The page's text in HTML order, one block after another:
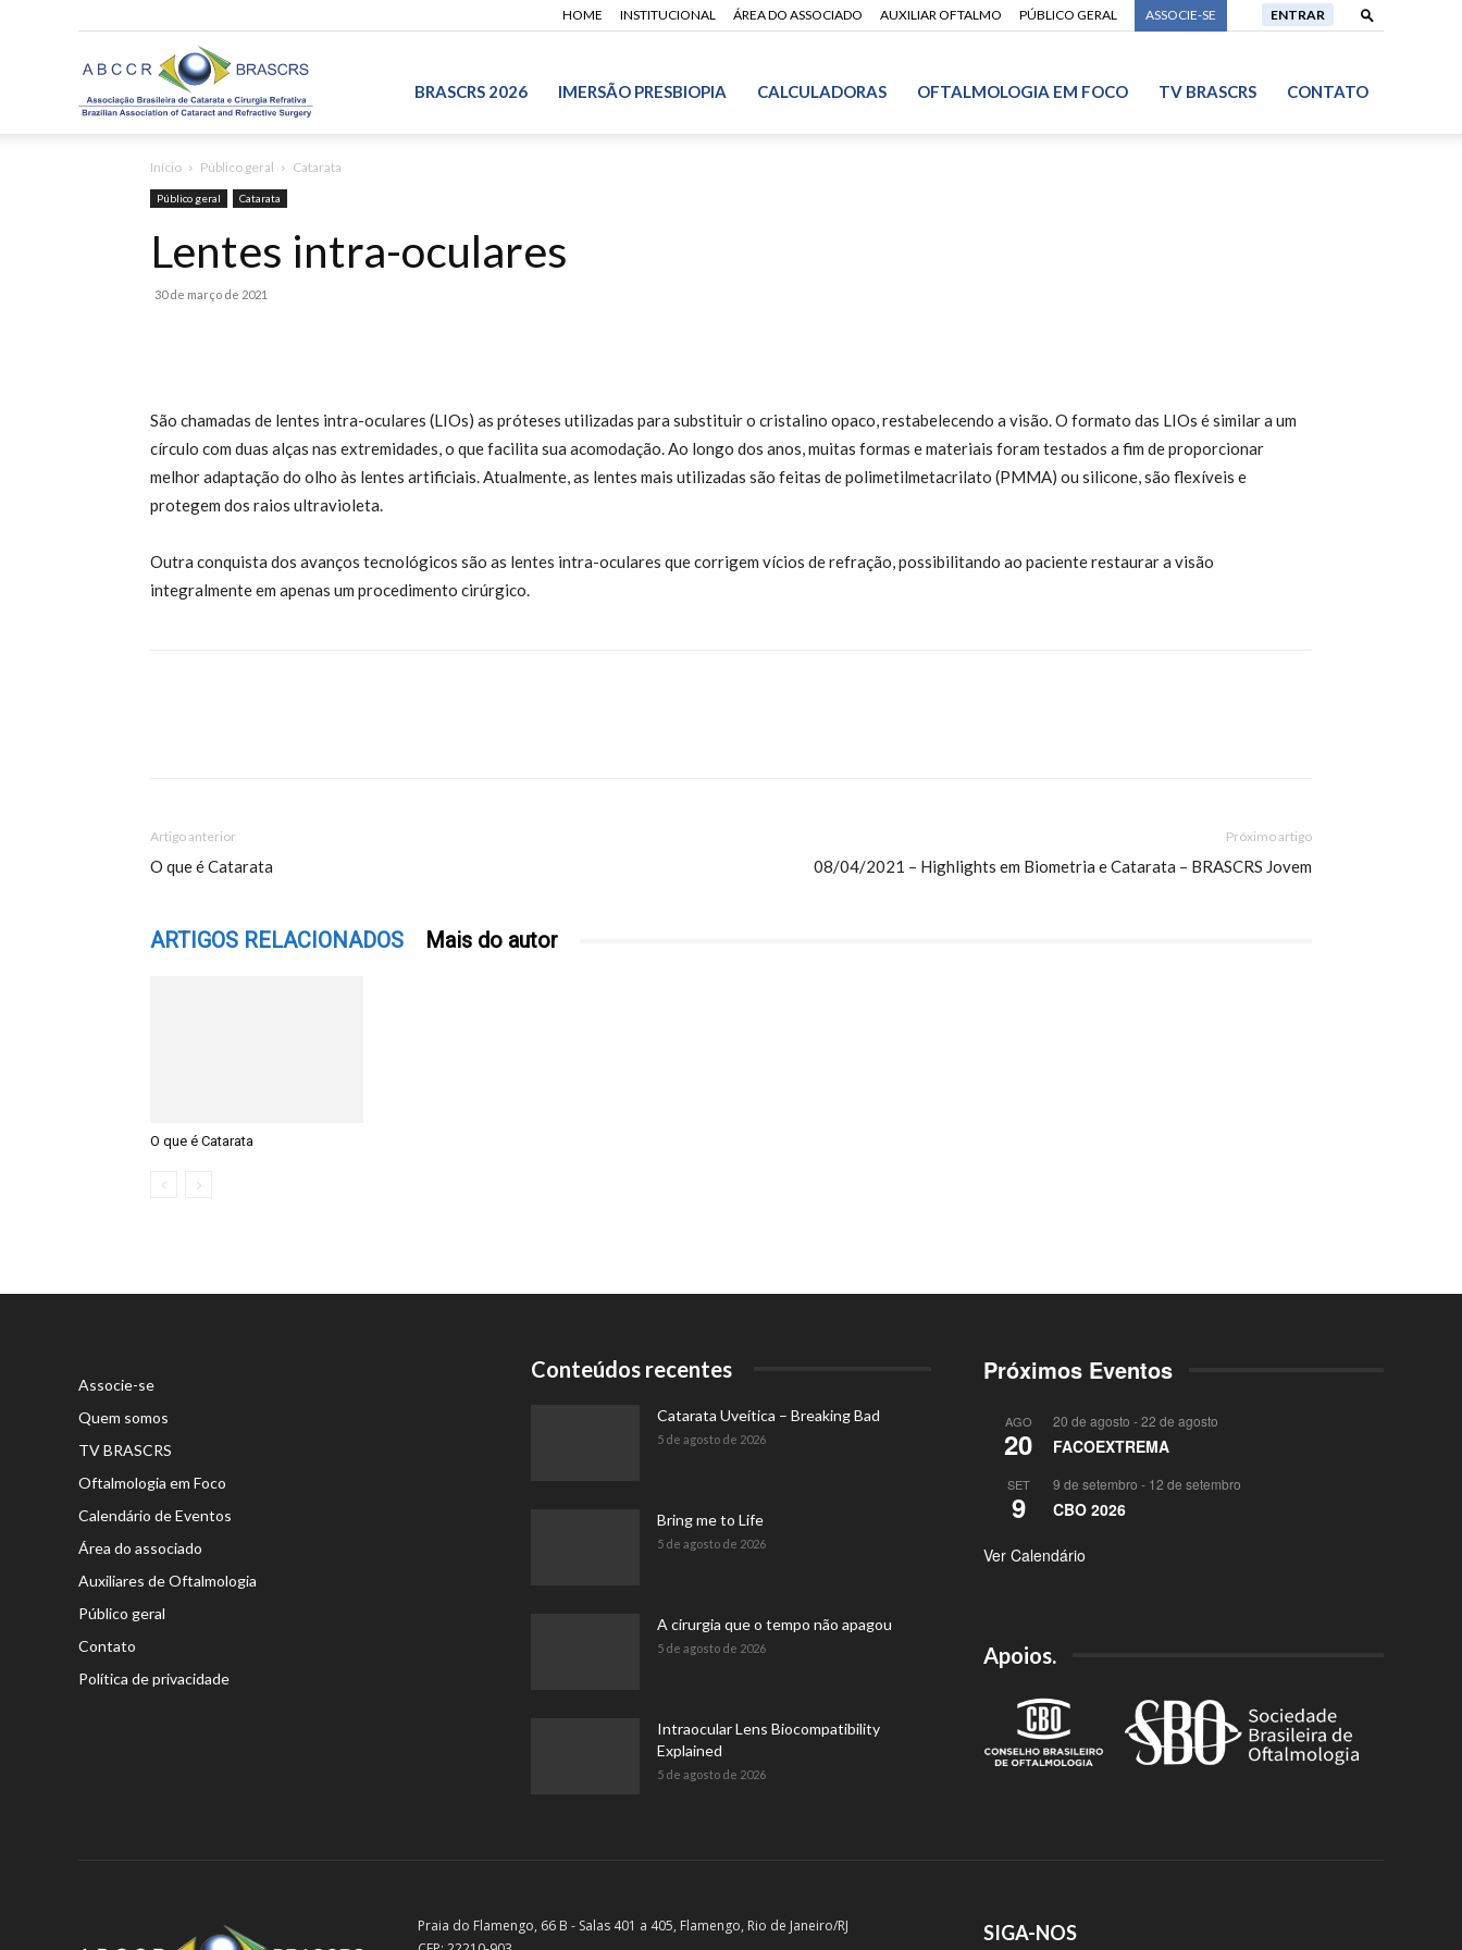
HOME INSTITUCIONAL ÁREA DO ASSOCIADO AUXILIAR OFTALMO PÚBLICO GERAL ASSOCIE-SE ENTRAR
BRASCRS 2026 IMERSÃO PRESBIOPIA CALCULADORAS OFTALMOLOGIA EM FOCO TV BRASCRS CONTATO
Início Público geral Catarata
Público geral Catarata
Lentes intra-oculares
30 de março de 2021
São chamadas de lentes intra-oculares (LIOs) as próteses utilizadas para substituir o cristalino opaco, restabelecendo a visão. O formato das LIOs é similar a um
círculo com duas alças nas extremidades, o que facilita sua acomodação. Ao longo dos anos, muitas formas e materiais foram testados a fim de proporcionar
melhor adaptação do olho às lentes artificiais. Atualmente, as lentes mais utilizadas são feitas de polimetilmetacrilato (PMMA) ou silicone, são flexíveis e
protegem dos raios ultravioleta.
Outra conquista dos avanços tecnológicos são as lentes intra-oculares que corrigem vícios de refração, possibilitando ao paciente restaurar a visão
integralmente em apenas um procedimento cirúrgico.
Artigo anterior
O que é Catarata
Próximo artigo
08/04/2021 – Highlights em Biometria e Catarata – BRASCRS Jovem
ARTIGOS RELACIONADOS Mais do autor
O que é Catarata
Associe-se
Quem somos
TV BRASCRS
Oftalmologia em Foco
Calendário de Eventos
Área do associado
Auxiliares de Oftalmologia
Público geral
Contato
Política de privacidade
Conteúdos recentes
Catarata Uveítica – Breaking Bad
5 de agosto de 2026
Bring me to Life
5 de agosto de 2026
A cirurgia que o tempo não apagou
5 de agosto de 2026
Intraocular Lens Biocompatibility
Explained
5 de agosto de 2026
Próximos Eventos
AGO
20
20 de agosto -22 de agosto
FACOEXTREMA
SET
9
9 de setembro - 12 de setembro
CBO 2026
Ver Calendário
Apoios.
Praia do Flamengo, 66 B - Salas 401 a 405, Flamengo, Rio de Janeiro/RJ
SIGA-NOS